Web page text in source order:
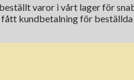
varor i vårt lager för
kundbetalning för beställda